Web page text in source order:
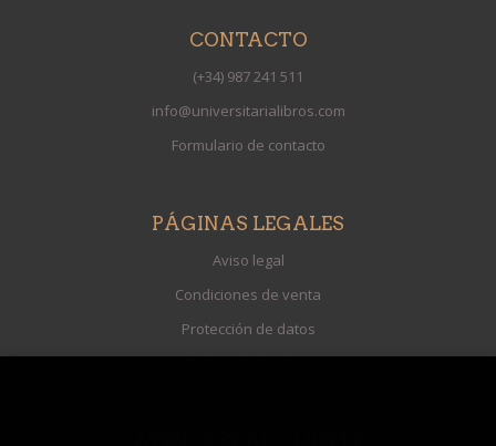
CONTACTO
(+34) 987 241 511
info@universitarialibros.com
Formulario de contacto
PÁGINAS LEGALES
Aviso legal
Condiciones de venta
Protección de datos
Política de Cookies